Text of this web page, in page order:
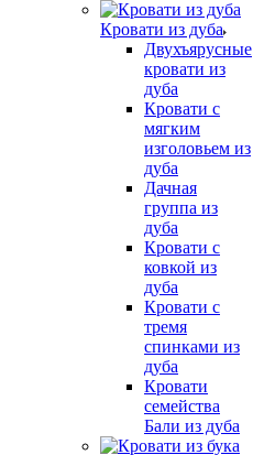
Кровати из дуба
Двухъярусные
кровати из
дуба
Кровати с
мягким
изголовьем из
дуба
Дачная
группа из
дуба
Кровати с
ковкой из
дуба
Кровати с
тремя
спинками из
дуба
Кровати
семейства
Бали из дуба